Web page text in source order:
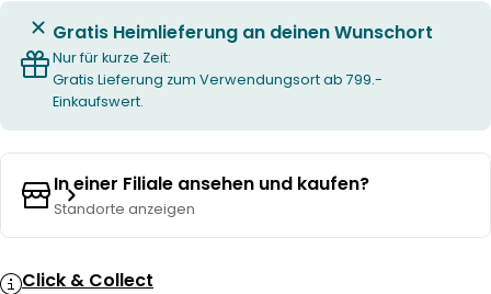
Gratis Heimlieferung an deinen Wunschort
Nur für kurze Zeit:
Gratis Lieferung zum Verwendungsort ab 799.-
Einkaufswert.
In einer Filiale ansehen und kaufen?
Standorte anzeigen
Click & Collect